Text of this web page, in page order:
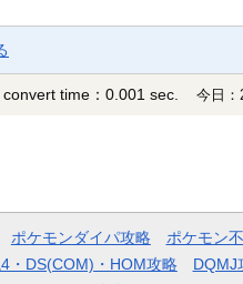
convert time：0.001 sec. 今日
ポケモンダイパ攻略 ポケモン
・DS(COM)・HOM攻略 DQMJ